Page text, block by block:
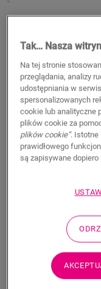
Basic Plus
For your laminate
For your parquet
Protect click joint
Protection
Compatible with
Creates a level
Tak… Nasza
Na tej stronie
przeglądania, analizy
udostępniania w
spersonalizowanych
cookie lub analityczne
plików cookie za
plików cookie”. Istotne
prawidłowego
są zapisywane